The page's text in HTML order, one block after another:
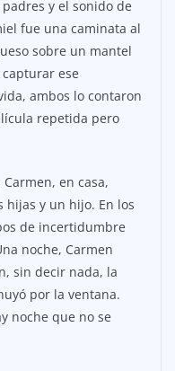
y el sonido de
fue una caminata al
sobre un mantel
ese
ambos lo contaron
repetida pero
en casa,
hijas y un hijo. En los
de incertidumbre
noche, Carmen
sin decir nada, la
por la ventana.
noche que no se